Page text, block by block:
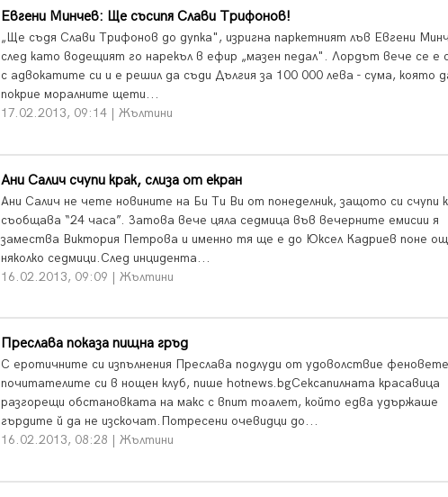
Евгени Минчев: Ще съсипя Слави Трифонов!
„Ще съдя Слави Трифонов до дупка", изригна паркетният лъв Евгени
след като водещият го нарекъл в ефир „мазен педал". Лордът вече се е
с адвокатите си и е решил да съди Дългия за 100 000 лева - сума, която
покрие моралните щети...
17.02.2013, 09:14 | Жълтини
Ани Салич счупи крак, слиза от екран
Ани Салич не чете новините на Би Ти Ви от понеделник, защото си счупи
съобщава “24 часа”. Затова вече цяла седмица във вечерните емисии я
замества Виктория Петрова и именно тя ще е до Юксел Кадриев поне
няколко седмици.След инцидента...
16.02.2013, 09:09 | Жълтини
Преслава показа пищна гръд
С еротичните си изпълнения Преслава подлуди от удоволствие
почитателите си в нощен клуб, пише hotnews.bgСексапилната красавица
разгорещи обстановката на макс с впит тоалет, който едва удържаше
гърдите й да не изскочат.Потресени очевидци до...
16.02.2013, 08:28 | Жълтини